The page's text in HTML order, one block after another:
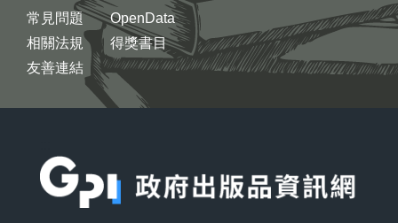
常見問題
相關法規
友善連結
OpenData
得獎書目